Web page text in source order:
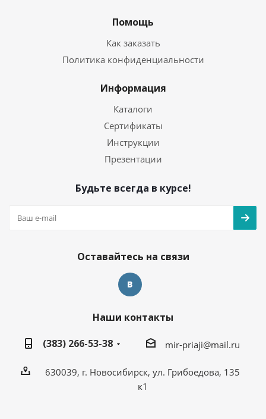
Помощь
Как заказать
Политика конфиденциальности
Информация
Каталоги
Сертификаты
Инструкции
Презентации
Будьте всегда в курсе!
Оставайтесь на связи
Наши контакты
(383) 266-53-38
mir-priaji@mail.ru
630039, г. Новосибирск, ул. Грибоедова, 135
к1